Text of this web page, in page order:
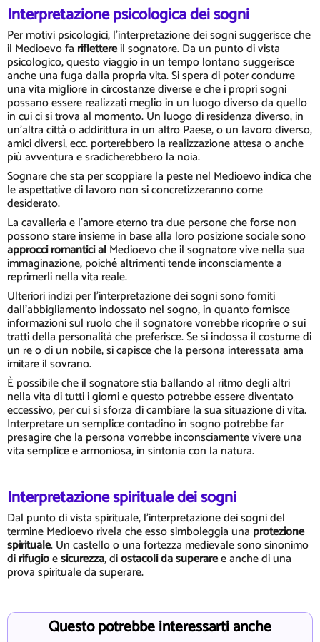
Interpretazione psicologica dei sogni
Per motivi psicologici, l'interpretazione dei sogni suggerisce che
il Medioevo fa riflettereil sognatore. Da un punto di vista
psicologico, questo viaggio in un tempo lontano suggerisce
anche una fuga dalla propria vita. Si spera di poter condurre
una vita migliore in circostanze diverse e che i propri sogni
possano essere realizzati meglio in un luogo diverso da quello
in cui ci si trova al momento. Un luogo di residenza diverso, in
un'altra città o addirittura in un altro Paese, o un lavoro diverso,
amici diversi, ecc. porterebbero la realizzazione attesa o anche
più avventura e sradicherebbero la noia.
Sognare che sta per scoppiare la peste nel Medioevo indica che
le aspettative di lavoro non si concretizzeranno come
desiderato.
La cavalleria e l'amore eterno tra due persone che forse non
possono stare insieme in base alla loro posizione sociale sono
approcci romantici alMedioevo che il sognatore vive nella sua
immaginazione, poiché altrimenti tende inconsciamente a
reprimerli nella vita reale.
Ulteriori indizi per l'interpretazione dei sogni sono forniti
dall'abbigliamento indossato nel sogno, in quanto fornisce
informazioni sul ruolo che il sognatore vorrebbe ricoprire o sui
tratti della personalità che preferisce. Se si indossa il costume di
un re o di un nobile, si capisce che la persona interessata ama
imitare il sovrano.
È possibile che il sognatore stia ballando al ritmo degli altri
nella vita di tutti i giorni e questo potrebbe essere diventato
eccessivo, per cui si sforza di cambiare la sua situazione di vita.
Interpretare un semplice contadino in sogno potrebbe far
presagire che la persona vorrebbe inconsciamente vivere una
vita semplice e armoniosa, in sintonia con la natura.
Interpretazione spirituale dei sogni
Dal punto di vista spirituale, l'interpretazione dei sogni del
termine Medioevo rivela che esso simboleggia una protezione
spirituale. Un castello o una fortezza medievale sono sinonimo
dirifugioesicurezza, diostacoli da superaree anche di una
prova spirituale da superare.
Questo potrebbe interessarti anche